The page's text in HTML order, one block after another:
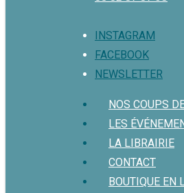
INSTAGRAM
FACEBOOK
NEWSLETTER
Menu
NOS COUPS
LES
LA LIBRAIRIE
CONTACT
BOUTIQUE EN